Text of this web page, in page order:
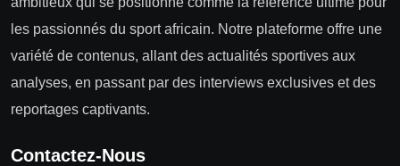
les passionnés du sport africain. Notre plateforme offre une
variété de contenus, allant des actualités sportives aux
analyses, en passant par des interviews exclusives et des
reportages captivants.
Contactez-Nous